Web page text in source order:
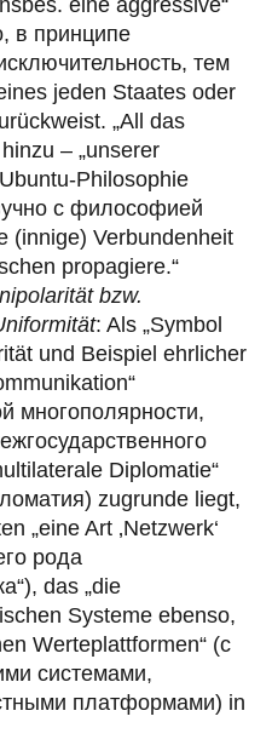
в принципе
тем
jeden Staates oder
„All das
– „unserer
Philosophie
с философией
(innige) Verbundenheit
propagiere.“
bzw.
: Als „Symbol
und Beispiel ehrlicher
многополярности,
Diplomatie“
zugrunde liegt,
„eine Art ‚Netzwerk‘
рода
das „die
Systeme ebenso,
Werteplattformen“ (с
системами,
платформами) in